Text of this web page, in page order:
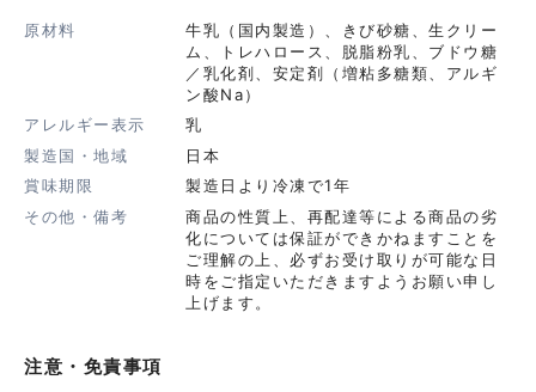
原材料
⽜乳（国内製造）、きび砂糖、⽣クリー
ム、トレハロース、脱脂粉乳、ブドウ糖
／乳化剤、安定剤（増粘多糖類、アルギ
ン酸Na）
アレルギー表示
乳
製造国・地域
日本
賞味期限
製造日より冷凍で1年
その他・備考
商品の性質上、再配達等による商品の劣
化については保証ができかねますことを
ご理解の上、必ずお受け取りが可能な日
時をご指定いただきますようお願い申し
上げます。
注意・免責事項